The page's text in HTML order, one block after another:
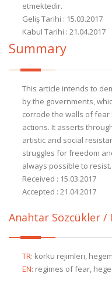
etmektedir.
Geliş Tarihi : 15.03.2017
Kabul Tarihi : 21.04.2017
Summary
This article intends to
by the governments,
corrode the walls of
actions. It asserts
artistic and social
struggles for freedom
always possible to resist.
Received : 15.03.2017
Accepted : 21.04.2017
Anahtar Sözcükler /
TR: korku rejimleri,
EN: regimes of fear,